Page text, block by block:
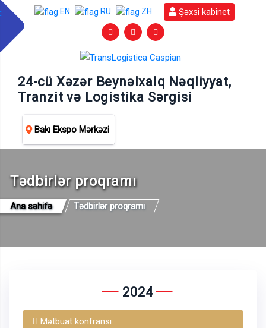
EN RU ZH Şəxsi kabinet
24-cü Xəzər Beynəlxalq Nəqliyyat,
Tranzit və Logistika Sərgisi
Bakı Ekspo Mərkəzi
Tədbirlər proqramı
Ana səhifə Tədbirlər proqramı
2024
Mətbuat konfransı